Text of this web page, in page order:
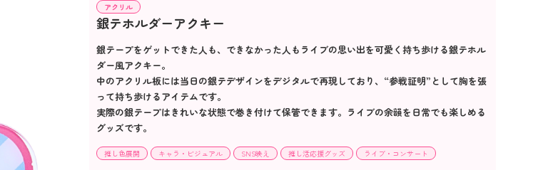
アクリル
銀テホルダーアクキー
銀テープをゲットできた人も、できなかった人もライブの思い出を可愛く持ち歩ける銀テホル
ダー風アクキー。
中のアクリル板には当日の銀テデザインをデジタルで再現しており、“参戦証明”として胸を張
って持ち歩けるアイテムです。
実際の銀テープはきれいな状態で巻き付けて保管できます。ライブの余韻を日常でも楽しめる
グッズです。
推し色展開 キャラ・ビジュアル SNS映え 推し活応援グッズ ライブ・コンサート